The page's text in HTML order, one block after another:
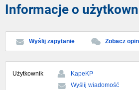
Informacje o
Wyślij zapytanie Zobacz
Użytkownik
KapeKP
Wyślij wiadomość